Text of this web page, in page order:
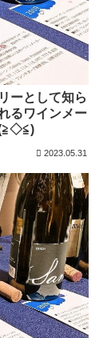
ーとして知ら
るワインメー
(≧◇≦)
2023.05.31